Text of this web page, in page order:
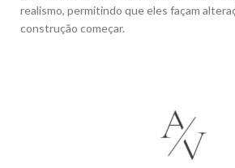
realismo, permitindo que eles façam
construção começar.